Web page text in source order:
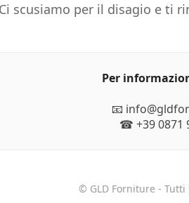
Ci scusiamo per il disagio e ti
Per
📧
☎ +39 0871
© GLD Forniture -